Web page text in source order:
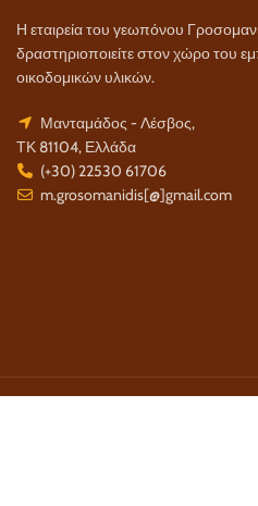
Η εταιρεία του γεωπόνου
δραστηριοποιείτε στον χώρο του
οικοδομικών υλικών.
Μανταμάδος - Λέσβος,
ΤΚ 81104, Ελλάδα
(+30) 22530 61706
m.grosomanidis[@]gmail.com